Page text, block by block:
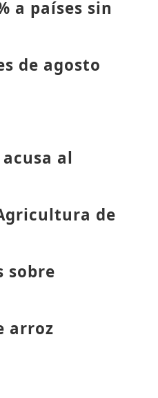
a países sin
de agosto
acusa al
de
sobre
arroz